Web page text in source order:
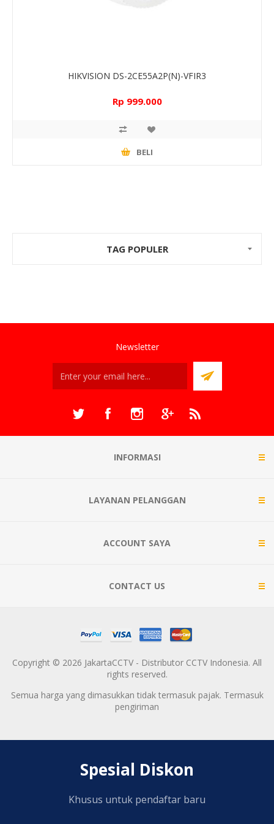
HIKVISION DS-2CE55A2P(N)-VFIR3
Rp 999.000
BELI
TAG POPULER
Newsletter
INFORMASI
LAYANAN PELANGGAN
ACCOUNT SAYA
CONTACT US
Copyright © 2026 JakartaCCTV - Distributor CCTV Indonesia. All
rights reserved.
Semua harga yang dimasukkan tidak termasuk pajak. Termasuk
pengiriman
Spesial Diskon
Khusus untuk pendaftar baru